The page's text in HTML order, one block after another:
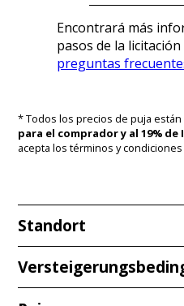
Encontrará más
pasos de la licitación
preguntas
* Todos los precios de puja
para el comprador y al 19% de
acepta los términos y
Standort
Redcarstraße 3
53842 Troisdorf